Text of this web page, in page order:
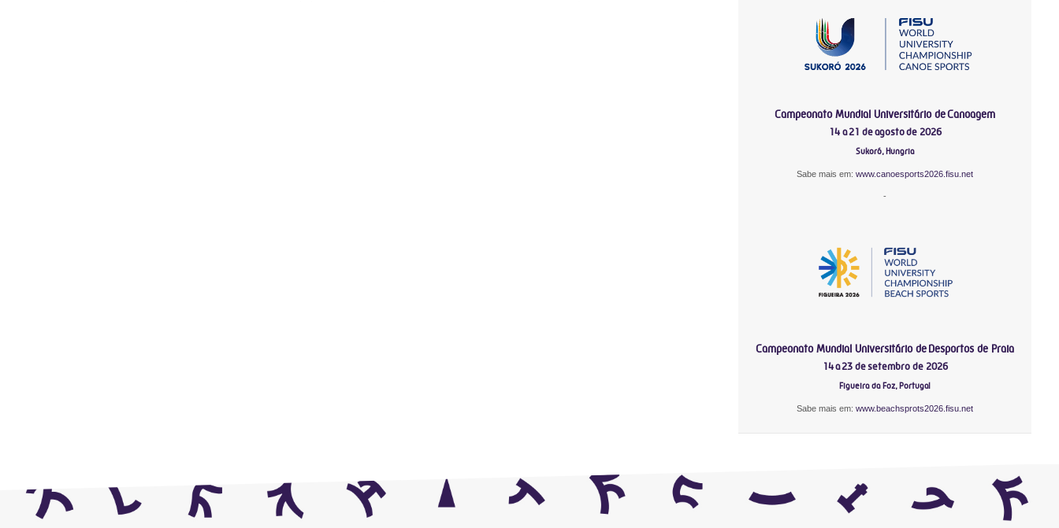
Campeonato Mundial Universitário de Canoagem
14 a 21 de agosto de 2026
Sukoró, Hungria
Sabe mais em:www.canoesports2026.fisu.net
-
Campeonato Mundial Universitário de Desportos de Praia
14 a 23 de setembro de 2026
Figueira da Foz, Portugal
Sabe mais em:www.beachsprots2026.fisu.net